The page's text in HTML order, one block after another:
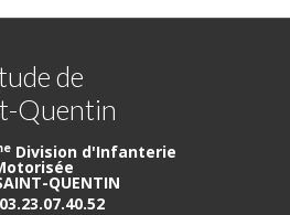
de
Quentin
Division d'Infanterie
QUENTIN